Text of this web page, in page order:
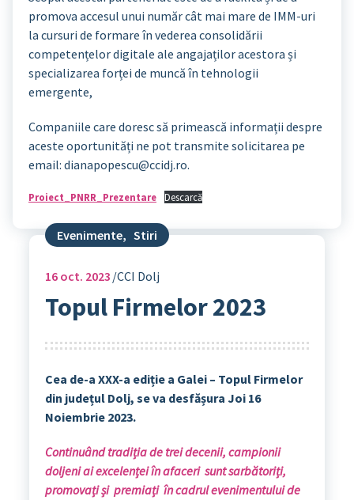
promova accesul unui număr cât mai mare de IMM-uri
la cursuri de formare în vederea consolidării
competențelor digitale ale angajaților acestora și
specializarea forței de muncă în tehnologii
emergente,
Companiile care doresc să primească informații despre
aceste oportunități ne pot transmite solicitarea pe
email: dianapopescu@ccidj.ro.
Proiect_PNRR_Prezentare Descarcă
Evenimente, Stiri
16oct. 2023 CCI Dolj
Topul Firmelor 2023
Cea de-a XXX-a ediție a Galei – Topul Firmelor
din județul Dolj, se va desfășura Joi 16
Noiembrie 2023.
Continuând tradiția de trei decenii, campionii
doljeni ai excelenței în afaceri sunt sarbătoriți,
promovați și premiați în cadrul evenimentului de